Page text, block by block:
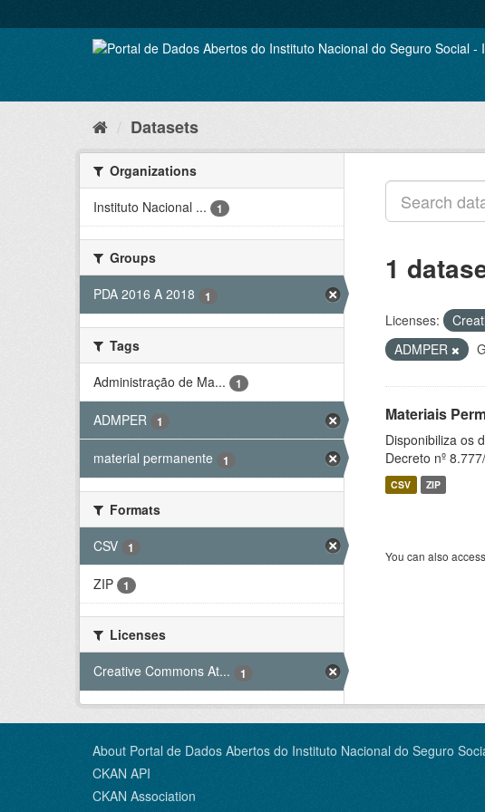
to
Datasets
Organizations
Instituto Nacional ...
1
Groups
PDA 2016 A 2018
1
Tags
Administração de Ma...
1
ADMPER 1
material permanente 1
Formats
CSV
1
ZIP 1
Licenses
Creative Commons At...
1
1
Licenses:
ADMPER
Materiais
Disponibiliza os
Decreto nº
CSV ZIP
You can also
About Portal de Dados Abertos do Instituto Nacional do Seguro
CKAN API
CKAN Association